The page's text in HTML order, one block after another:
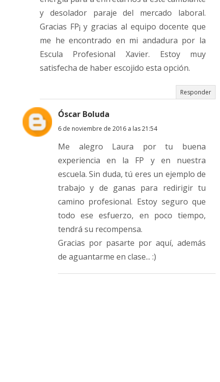
y desolador paraje del mercado laboral.
Gracias FP¡ y gracias al equipo docente que
me he encontrado en mi andadura por la
Escula Profesional Xavier. Estoy muy
satisfecha de haber escojido esta opción.
Responder
Óscar Boluda
6 de noviembre de 2016 a las 21:54
Me alegro Laura por tu buena
experiencia en la FP y en nuestra
escuela. Sin duda, tú eres un ejemplo de
trabajo y de ganas para redirigir tu
camino profesional. Estoy seguro que
todo ese esfuerzo, en poco tiempo,
tendrá su recompensa.
Gracias por pasarte por aquí, además
de aguantarme en clase... :)